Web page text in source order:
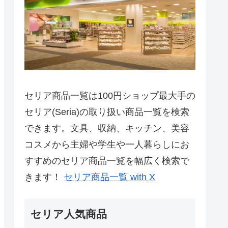
セリア商品一覧は100円ショップ最大手の
セリア(Seria)の取り扱い商品一覧を検索
できます。文具、収納、キッチン、美容
コスメから主婦や学生や一人暮らしにお
すすめのセリア商品一覧を幅広く検索で
きます！ セリア商品一覧 with X
セリア人気商品